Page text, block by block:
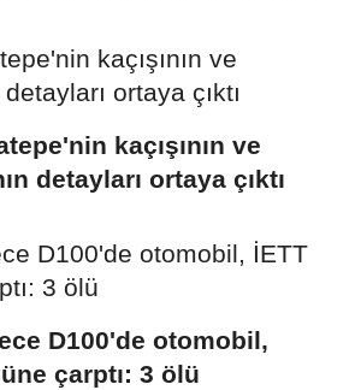
kaçışının ve
detayları ortaya çıktı
D100'de otomobil,
çarptı: 3 ölü